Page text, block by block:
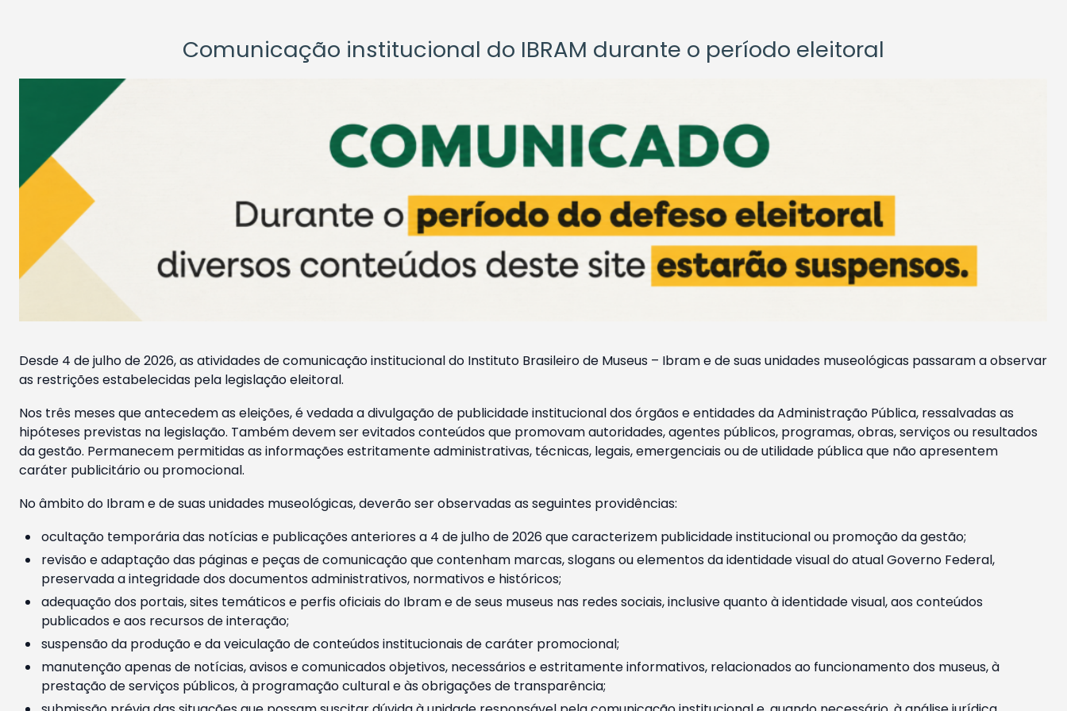
Comunicação institucional do IBRAM durante o período eleitoral
Desde 4 de julho de 2026, as atividades de comunicação institucional do Instituto Brasileiro de Museus – Ibram e de suas unidades museológicas passaram a observar
as restrições estabelecidas pela legislação eleitoral.
Nos três meses que antecedem as eleições, é vedada a divulgação de publicidade institucional dos órgãos e entidades da Administração Pública, ressalvadas as
hipóteses previstas na legislação. Também devem ser evitados conteúdos que promovam autoridades, agentes públicos, programas, obras, serviços ou resultados
da gestão. Permanecem permitidas as informações estritamente administrativas, técnicas, legais, emergenciais ou de utilidade pública que não apresentem
caráter publicitário ou promocional.
No âmbito do Ibram e de suas unidades museológicas, deverão ser observadas as seguintes providências:
ocultação temporária das notícias e publicações anteriores a 4 de julho de 2026 que caracterizem publicidade institucional ou promoção da gestão;
revisão e adaptação das páginas e peças de comunicação que contenham marcas, slogans ou elementos da identidade visual do atual Governo Federal,
preservada a integridade dos documentos administrativos, normativos e históricos;
adequação dos portais, sites temáticos e perfis oficiais do Ibram e de seus museus nas redes sociais, inclusive quanto à identidade visual, aos conteúdos
publicados e aos recursos de interação;
suspensão da produção e da veiculação de conteúdos institucionais de caráter promocional;
manutenção apenas de notícias, avisos e comunicados objetivos, necessários e estritamente informativos, relacionados ao funcionamento dos museus, à
prestação de serviços públicos, à programação cultural e às obrigações de transparência;